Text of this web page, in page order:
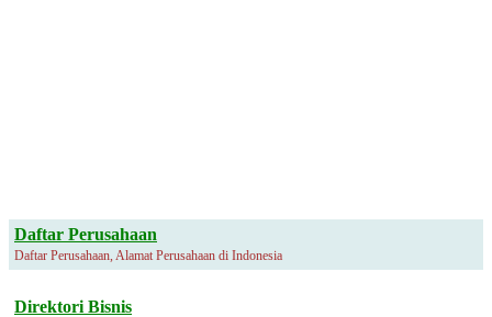
Daftar Perusahaan
Daftar Perusahaan, Alamat Perusahaan di Indonesia
Direktori Bisnis